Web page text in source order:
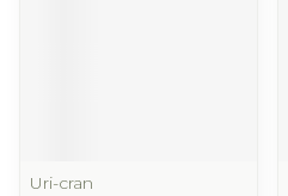
Uri-cran